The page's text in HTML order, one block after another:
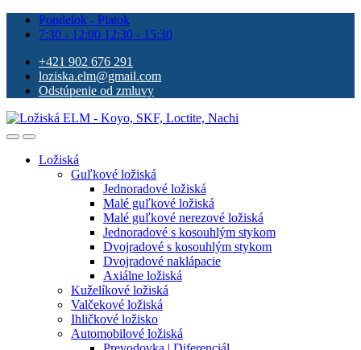
Pondelok - Piatok
7:30 - 12:00 12:30 - 15:30
+421 902 676 291
loziska.elm@gmail.com
Odstúpenie od zmluvy
Ložiská
Guľkové ložiská
Jednoradové ložiská
Malé guľkové ložiská
Malé guľkové nerezové ložiská
Jednoradové s kosouhlým stykom
Dvojradové s kosouhlým stykom
Dvojradové naklápacie
Axiálne ložiská
Kuželíkové ložiská
Valčekové ložiská
Ihličkové ložisko
Automobilové ložiská